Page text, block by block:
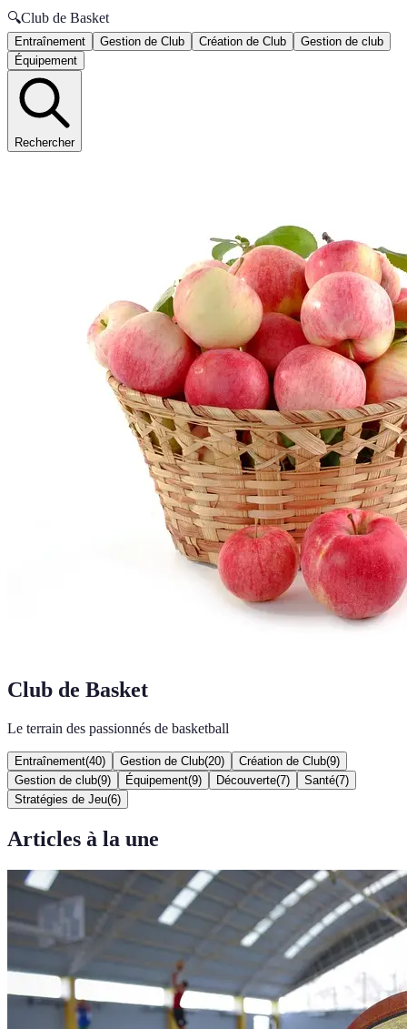
🔍Club de Basket
Entraînement Gestion de Club Création de Club
Gestion de club
Équipement
Rechercher
Club de Basket
Le terrain des passionnés de basketball
Entraînement(40) Gestion de Club(20) Création de Club(9)
Gestion de club(9) Équipement(9) Découverte(7) Santé(7)
Stratégies de Jeu(6)
Articles à la une